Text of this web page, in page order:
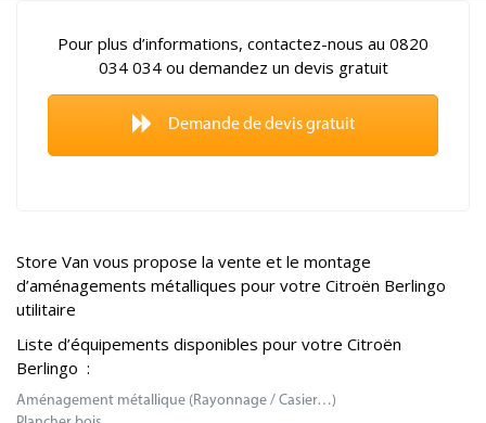
Pour plus d’informations, contactez-nous au 0820
034 034 ou demandez un devis gratuit
Demande de devis gratuit
Store Van vous propose la vente et le montage
d’aménagements métalliques pour votre Citroën Berlingo
utilitaire
Liste d’équipements disponibles pour votre Citroën
Berlingo :
Aménagement métallique (Rayonnage / Casier…)